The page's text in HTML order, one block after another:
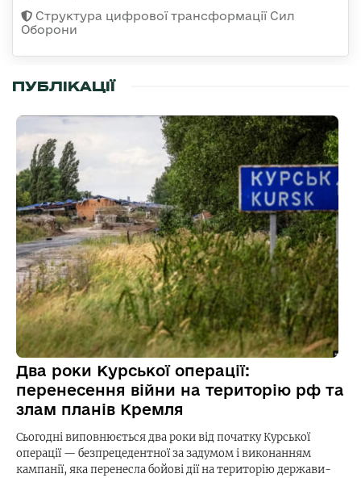
Структура цифрової трансформації Сил
Оборони
ПУБЛІКАЦІЇ
Два роки Курської операції:
перенесення війни на територію рф та
злам планів Кремля
Сьогодні виповнюється два роки від початку Курської
операції — безпрецедентної за задумом і виконанням
кампанії, яка перенесла бойові дії на територію держави-